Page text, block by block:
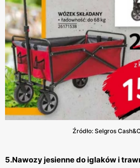
Źródło: Selgros
5.Nawozy jesienne do iglaków i